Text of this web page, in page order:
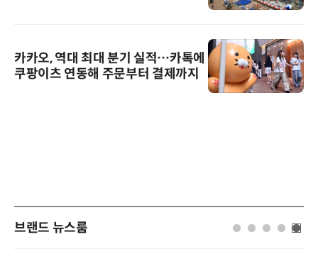
카카오, 역대 최대 분기 실적…카톡에
쿠팡이츠 연동해 주문부터 결제까지
브랜드 뉴스룸